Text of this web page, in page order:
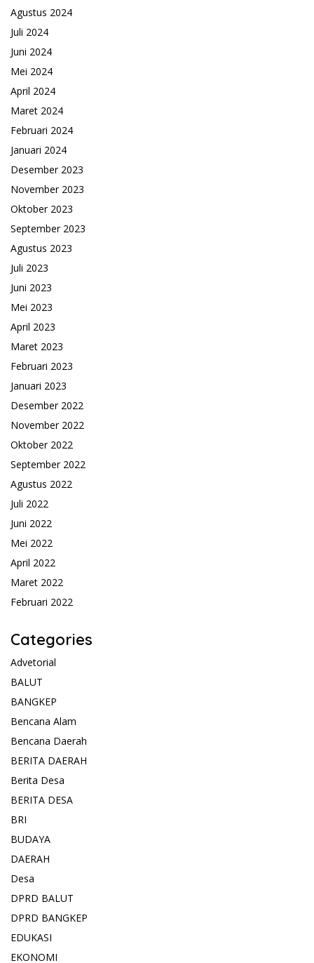
Agustus 2024
Juli 2024
Juni 2024
Mei 2024
April 2024
Maret 2024
Februari 2024
Januari 2024
Desember 2023
November 2023
Oktober 2023
September 2023
Agustus 2023
Juli 2023
Juni 2023
Mei 2023
April 2023
Maret 2023
Februari 2023
Januari 2023
Desember 2022
November 2022
Oktober 2022
September 2022
Agustus 2022
Juli 2022
Juni 2022
Mei 2022
April 2022
Maret 2022
Februari 2022
Categories
Advetorial
BALUT
BANGKEP
Bencana Alam
Bencana Daerah
BERITA DAERAH
Berita Desa
BERITA DESA
BRI
BUDAYA
DAERAH
Desa
DPRD BALUT
DPRD BANGKEP
EDUKASI
EKONOMI